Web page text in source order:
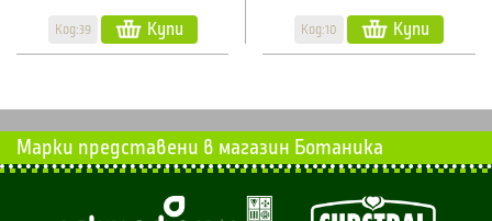
Код:39 Купи Код:10 Купи
Марки представени в магазин Ботаника